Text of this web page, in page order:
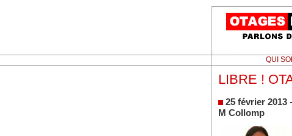
QUI
LIBRE !
25 février 2013
M Collomp